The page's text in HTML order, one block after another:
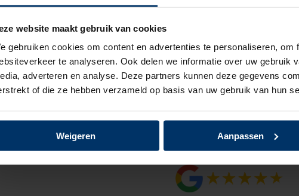
website maakt gebruik van cookies
gebruiken cookies om content en advertenties te personaliseren,
te analyseren. Ook delen we informatie over uw gebruik
adverteren en analyse. Deze partners kunnen deze gegevens
of die ze hebben verzameld op basis van uw gebruik van hun
Weigeren Aanpassen
helpt je graag!
tot 16:00u.
Klanten geven ARBOSS een
een review over onze
waarderen we enorm!